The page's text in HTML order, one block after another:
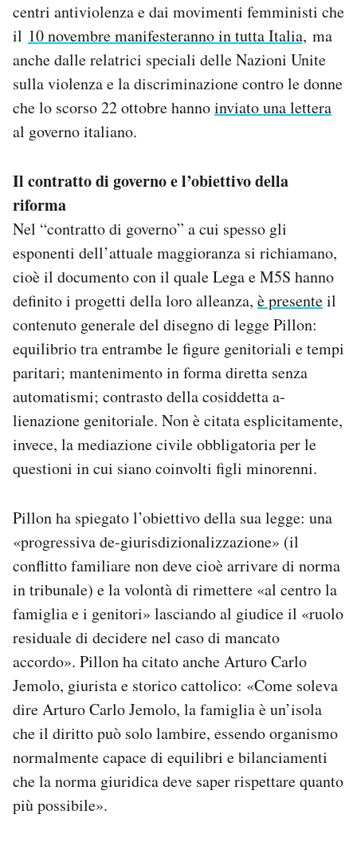
centri antiviolenza e dai movimenti femministi che
il 10 novembre manifesteranno in tutta Italia, ma
anche dalle relatrici speciali delle Nazioni Unite
sulla violenza e la discriminazione contro le donne
che lo scorso 22 ottobre hannoinviato una lettera
al governo italiano.
Il contratto di governo e l’obiettivo della
riforma
Nel “contratto di governo” a cui spesso gli
esponenti dell’attuale maggioranza si richiamano,
cioè il documento con il quale Lega e M5S hanno
definito i progetti della loro alleanza, è presenteil
contenuto generale del disegno di legge Pillon:
equili­brio tra entrambe le figure genitoriali e tempi
paritari; mantenimento in forma di­retta senza
automatismi; contrasto della cosiddetta a­
lienazione genitoriale. Non è citata esplicitamente,
invece, la mediazione civile obbligatoria per le
questioni in cui siano coinvolti figli minorenni.
Pillon ha spiegato l’obiettivo della sua legge: una
«progressiva de-giurisdizionalizzazione» (il
conflitto familiare non deve cioè arrivare di norma
in tribunale) e la volontà di rimettere «al centro la
famiglia e i genitori» lasciando al giudice il «ruolo
residuale di decidere nel caso di mancato
accordo». Pillon ha citato anche Arturo Carlo
Jemolo, giurista e storico cattolico: «Come soleva
dire Arturo Carlo Jemolo, la famiglia è un’isola
che il diritto può solo lambire, essendo organismo
normalmente capace di equilibri e bilanciamenti
che la norma giuridica deve saper rispettare quanto
più possibile».